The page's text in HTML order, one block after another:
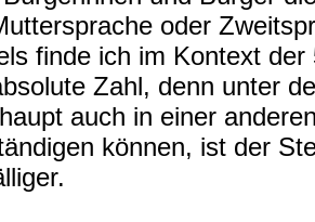
oder
finde ich im Kontext
Zahl, denn unter
auch in einer
können, ist der